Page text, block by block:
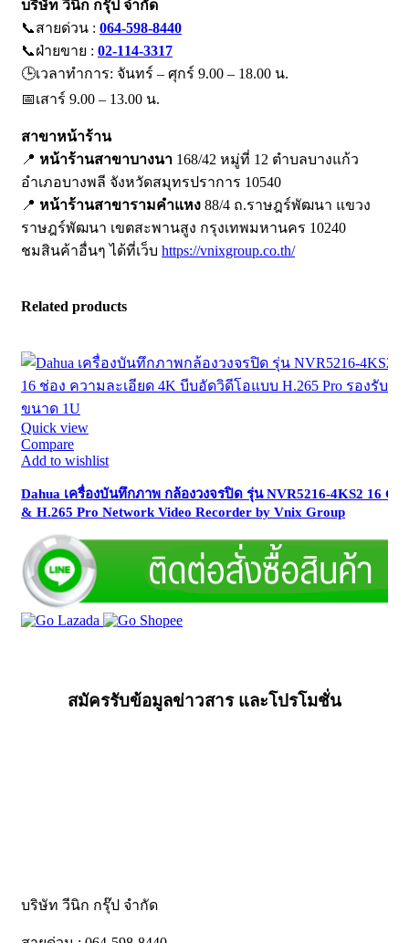
บริษัท วีนิก กรุ๊ป จำกัด
📞สายด่วน : 064-598-8440
📞ฝ่ายขาย : 02-114-3317
🕒เวลาทำการ: จันทร์ – ศุกร์ 9.00 – 18.00 น.
📅เสาร์ 9.00 – 13.00 น.
สาขาหน้าร้าน
📍 หน้าร้านสาขาบางนา 168/42 หมู่ที่ 12 ตำบลบางแก้ว
อำเภอบางพลี จังหวัดสมุทรปราการ 10540
📍 หน้าร้านสาขารามคำแหง 88/4 ถ.ราษฎร์พัฒนา แขวง
ราษฎร์พัฒนา เขตสะพานสูง กรุงเทพมหานคร 10240
ชมสินค้าอื่นๆ ได้ที่เว็บ https://vnixgroup.co.th/
Related products
Quick view
Compare
Add to wishlist
Dahua เครื่องบันทึกภาพ กล้องวงจรปิด รุ่น NVR5216-4KS2 16
& H.265 Pro Network Video Recorder by Vnix Group
สมัครรับข้อมูลข่าวสาร และโปรโมชั่น
บริษัท วีนิก กรุ๊ป จำกัด